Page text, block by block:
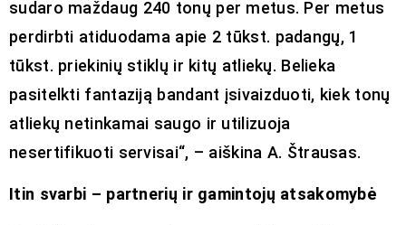
sudaro maždaug 240 tonų per metus. Per metus
perdirbti atiduodama apie 2 tūkst. padangų, 1
tūkst. priekinių stiklų ir kitų atliekų. Belieka
pasitelkti fantaziją bandant įsivaizduoti, kiek tonų
atliekų netinkamai saugo ir utilizuoja
nesertifikuoti servisai“, – aiškina A. Štrausas.
Itin svarbi – partnerių ir gamintojų atsakomybė